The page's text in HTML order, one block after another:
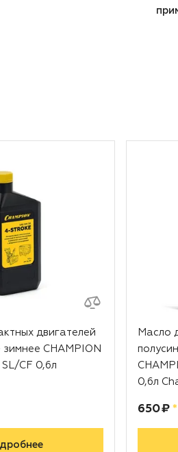
двигателей
зимнее CHAMPION
CF 0,6л
Масло
0,6л
Цена:
650 ₽ *